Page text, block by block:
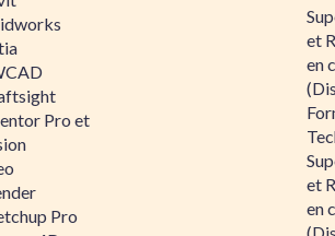
Pro et
Pro
et
en
et
en